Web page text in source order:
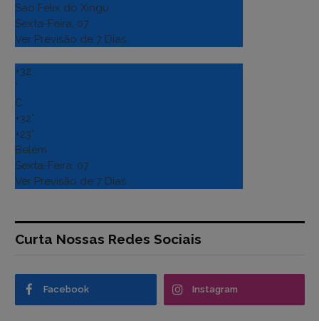
Sao Felix do Xingu
Sexta-Feira, 07
Ver Previsão de 7 Dias
+32
°
C
+32°
+23°
Belém
Sexta-Feira, 07
Ver Previsão de 7 Dias
Curta Nossas Redes Sociais
Facebook Instagram